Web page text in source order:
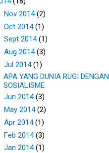
Nov 2014(2)
Oct 2014(1)
Sept 2014(1)
Aug 2014(3)
Jul 2014(1)
APA YANG DUNIA RUGI DENGAN
SOSIALISME
Jun 2014(3)
May 2014(2)
Apr 2014(1)
Feb 2014(3)
Jan 2014(1)